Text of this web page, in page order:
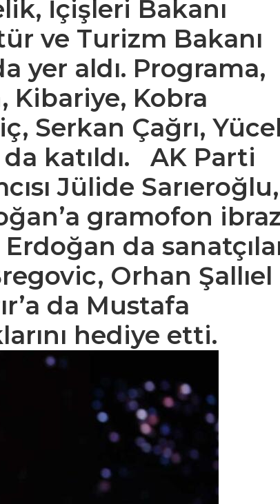
İçişleri Bakanı
ve Turizm Bakanı
yer aldı. Programa,
Kibariye, Kobra
Serkan Çağrı,
katıldı. AK Parti
Jülide Sarıeroğlu,
gramofon
da
Orhan Şallıel
da Mustafa
hediye etti.